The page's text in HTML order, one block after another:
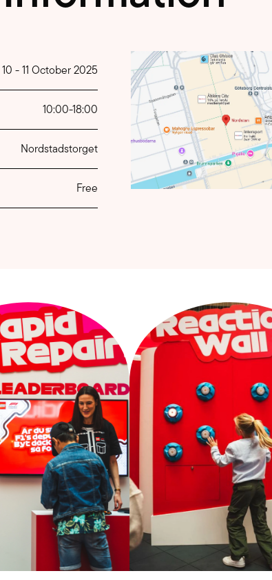
10 -11 October 2025
10:00-18:00
Nordstadstorget
Free